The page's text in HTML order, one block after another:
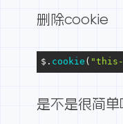
删除cookie
$. cookie ( "this-
是不是很简